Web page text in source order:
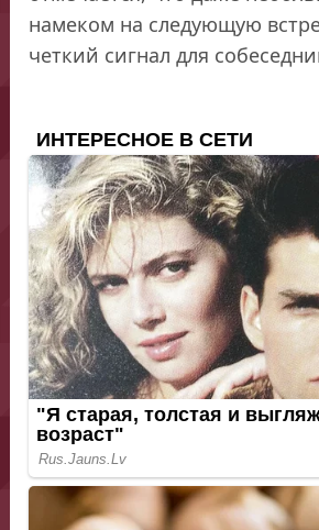
намеком на следующую
четкий сигнал для